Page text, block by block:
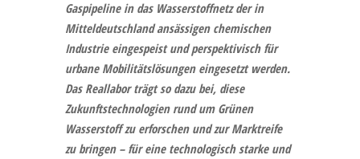
Gaspipeline in das Wasserstoffnetz der in
Mitteldeutschland ansässigen chemischen
Industrie eingespeist und perspektivisch für
urbane Mobilitätslösungen eingesetzt werden.
Das Reallabor trägt so dazu bei, diese
Zukunftstechnologien rund um Grünen
Wasserstoff zu erforschen und zur Marktreife
zu bringen – für eine technologisch starke und